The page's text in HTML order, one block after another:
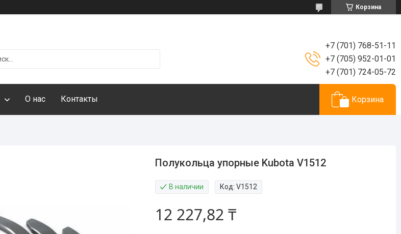
Корзина
+7 (701) 768-51-11
+7 (705) 952-01-01
+7 (701) 724-05-72
О нас Контакты Корзина
Полукольца упорные Kubota V1512
В наличии Код:V1512
12 227,82 ₸